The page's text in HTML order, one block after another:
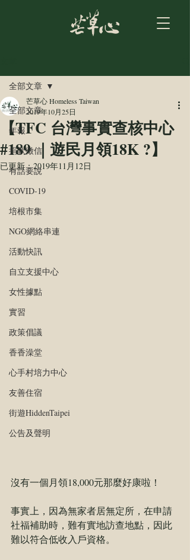
全部文章
年報
捐款徵信
有話要說
COVID-19
培根市集
NGO網絡串連
活動快訊
自立支援中心
女性據點
實習
政策倡議
香香澡堂
心手村培力中心
友善住宿
街遊HiddenTaipei
公告及聲明
全部文章
【TFC 台灣事實查核中心
#189 ｜遊民月領18K ?】
芒草心 Homeless Taiwan
2019年10月25日
已更新：2019年11月12日
沒有一個月領18,000元那麼好康啦！
事實上，因為無家者居無定所，在申請
社福補助時，難有實地訪查地點，因此
難以符合低收入戶資格。